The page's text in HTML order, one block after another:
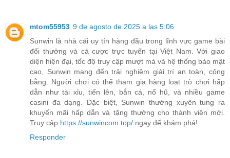
mtom55953 9 de agosto de 2025 a las 5:06
Sunwin là nhà cái uy tín hàng đầu trong lĩnh vực game bài
đổi thưởng và cá cược trực tuyến tại Việt Nam. Với giao
diện hiện đại, tốc độ truy cập mượt mà và hệ thống bảo mật
cao, Sunwin mang đến trải nghiệm giải trí an toàn, công
bằng. Người chơi có thể tham gia hàng loạt trò chơi hấp
dẫn như tài xỉu, tiến lên, bắn cá, nổ hũ, và nhiều game
casini đa dạng. Đặc biệt, Sunwin thường xuyên tung ra
khuyến mãi hấp dẫn và tặng thưởng cho thành viên mới.
Truy cập https://sunwincom.top/ ngay để khám phá!
Responder